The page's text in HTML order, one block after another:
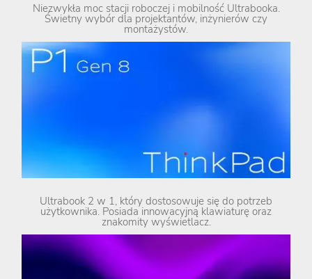
Niezwykła moc stacji roboczej i mobilność Ultrabooka.
Świetny wybór dla projektantów, inżynierów czy
montażystów.
Ultrabook 2 w 1, który dostosowuje się do potrzeb
użytkownika. Posiada innowacyjną klawiaturę oraz
znakomity wyświetlacz.